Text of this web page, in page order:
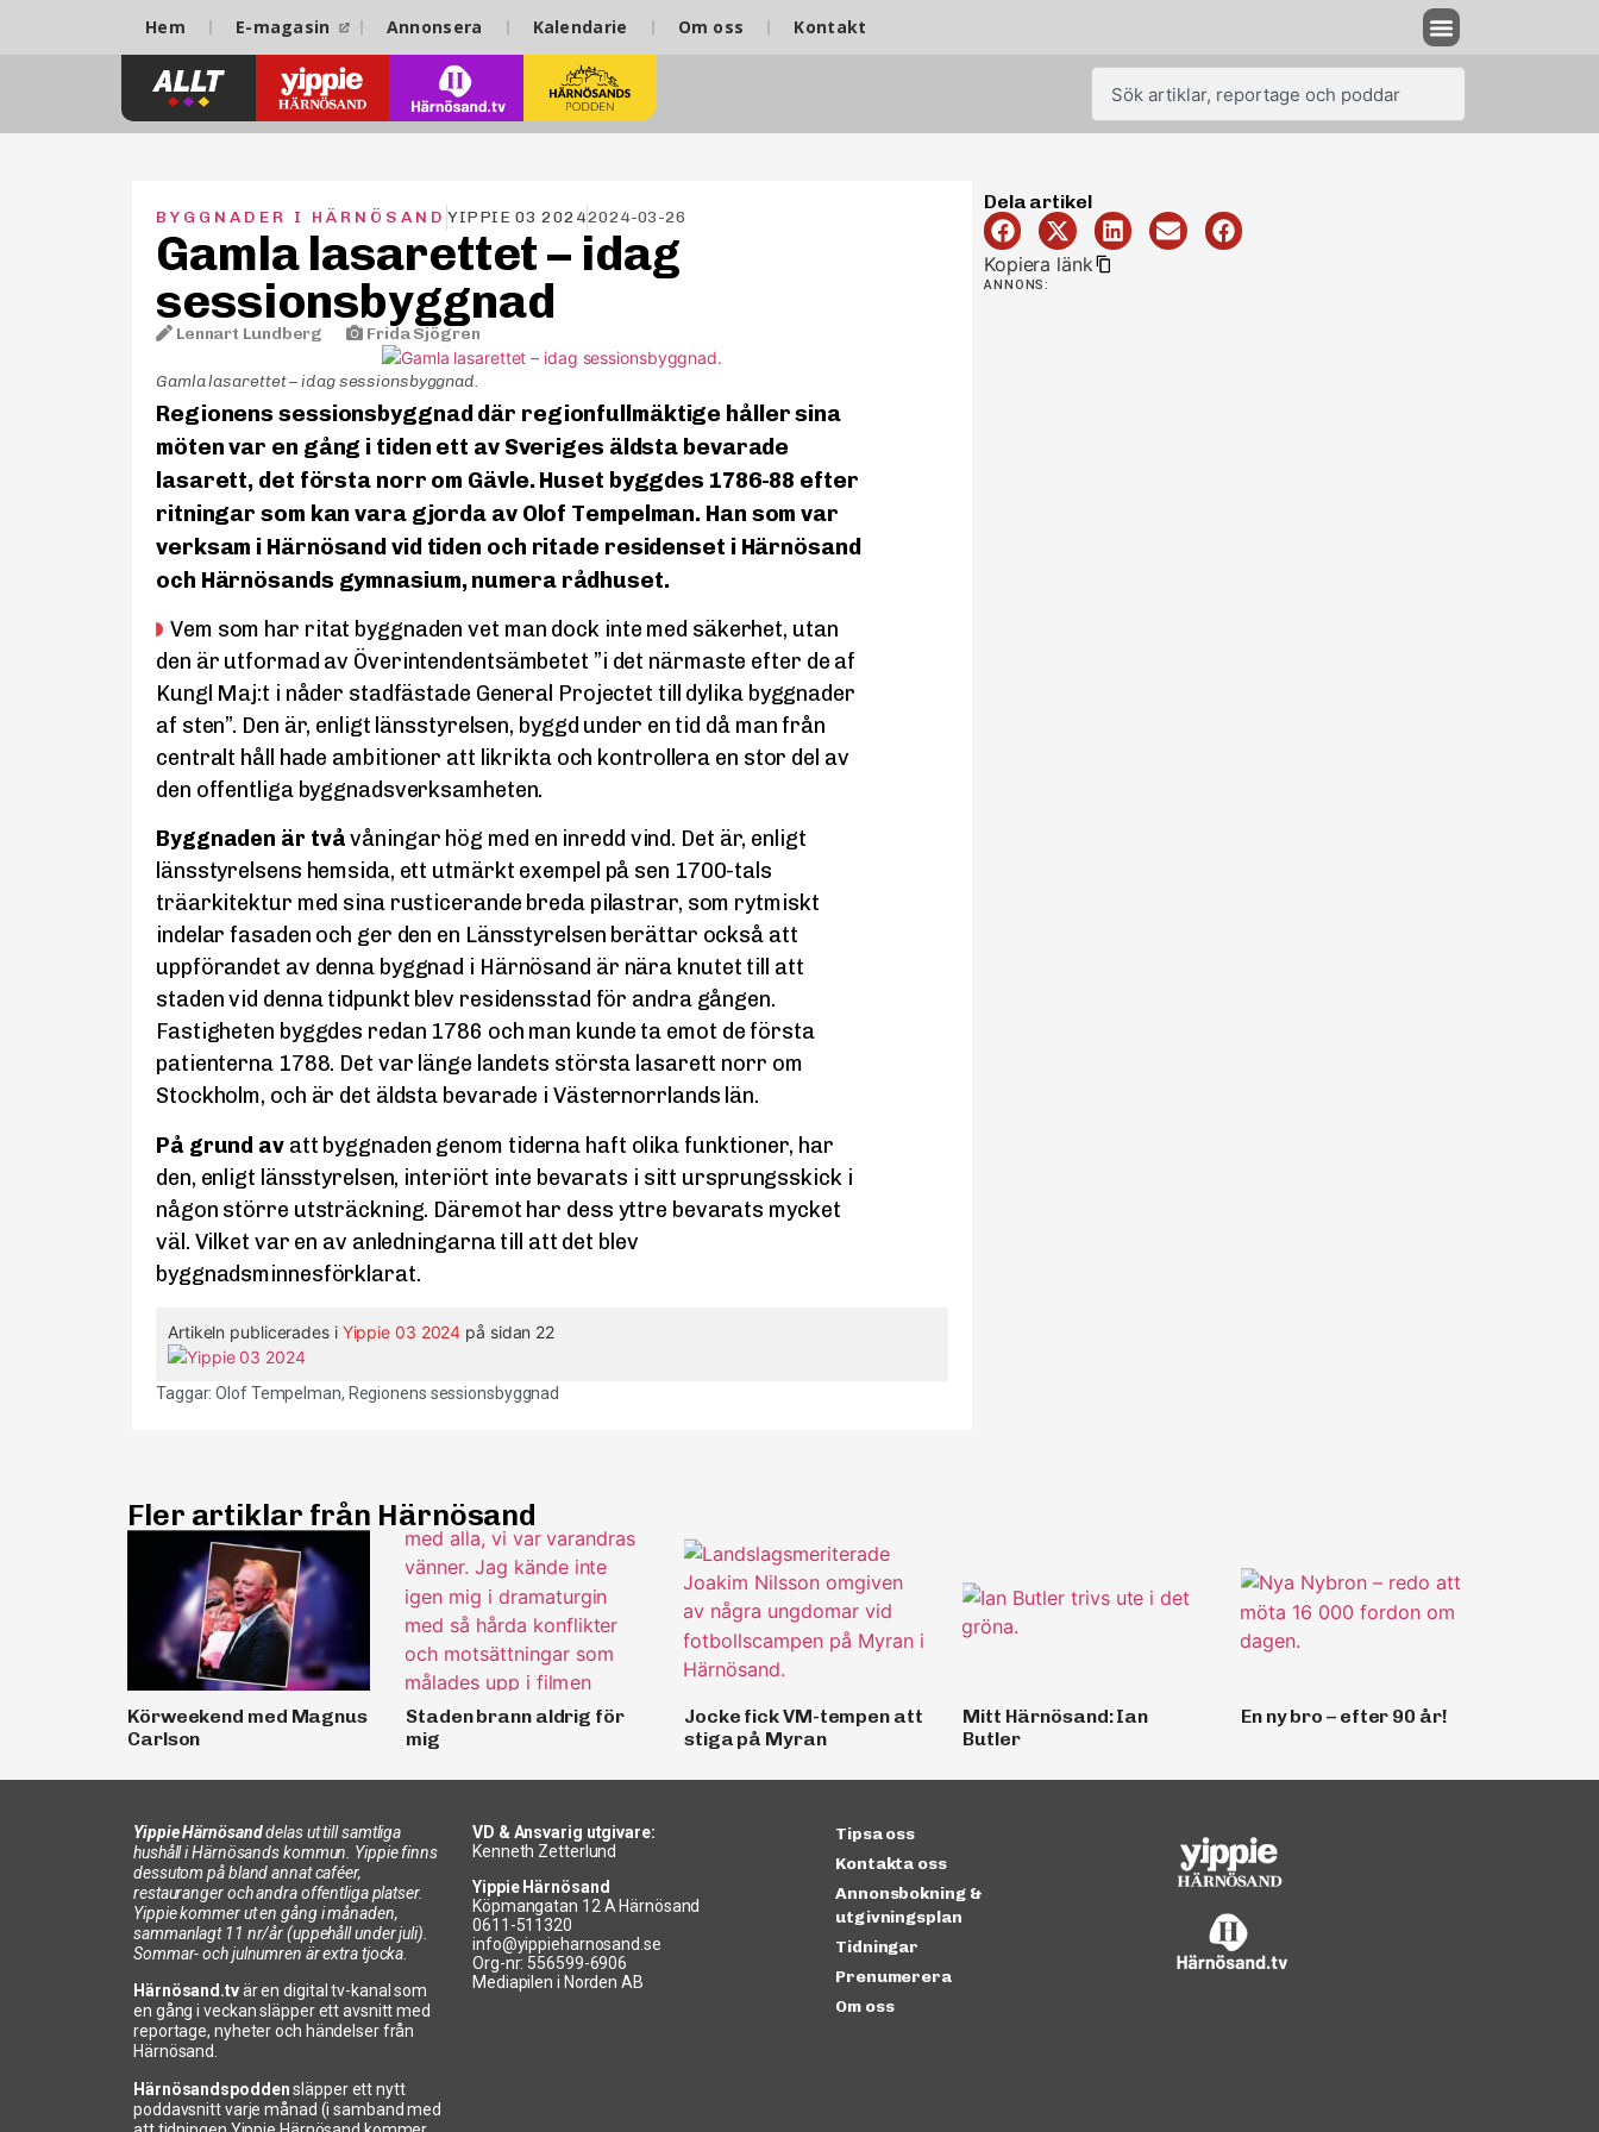
Hem E-magasin Annonsera Kalendarie Om oss Kontakt
BYGGNADER I HÄRNÖSAND YIPPIE 03 20242024-03-26
Gamla lasarettet – idag
sessionsbyggnad
Lennart Lundberg Frida Sjögren
Gamla lasarettet – idag sessionsbyggnad.
Regionens sessionsbyggnad där regionfullmäktige håller sina
möten var en gång i tiden ett av Sveriges äldsta bevarade
lasarett, det första norr om Gävle. Huset byggdes 1786-88 efter
ritningar som kan vara gjorda av Olof Tempelman. Han som var
verksam i Härnösand vid tiden och ritade residenset i Härnösand
och Härnösands gymnasium, numera rådhuset.
Vem som har ritat byggnaden vet man dock inte med säkerhet, utan
den är utformad av Överintendentsämbetet ”i det närmaste efter de af
Kungl Maj:t i nåder stadfästade General Projectet till dylika byggnader
af sten”. Den är, enligt länsstyrelsen, byggd under en tid då man från
centralt håll hade ambitioner att likrikta och kontrollera en stor del av
den offentliga byggnadsverksamheten.
Byggnaden är tvåvåningar hög med en inredd vind. Det är, enligt
länsstyrelsens hemsida, ett utmärkt exempel på sen 1700-tals
träarkitektur med sina rusticerande breda pilastrar, som rytmiskt
indelar fasaden och ger den en Länsstyrelsen berättar också att
uppförandet av denna byggnad i Härnösand är nära knutet till att
staden vid denna tidpunkt blev residensstad för andra gången.
Fastigheten byggdes redan 1786 och man kunde ta emot de första
patienterna 1788. Det var länge landets största lasarett norr om
Stockholm, och är det äldsta bevarade i Västernorrlands län.
På grund avatt byggnaden genom tiderna haft olika funktioner, har
den, enligt länsstyrelsen, interiört inte bevarats i sitt ursprungsskick i
någon större utsträckning. Däremot har dess yttre bevarats mycket
väl. Vilket var en av anledningarna till att det blev
byggnadsminnesförklarat.
Artikeln publicerades i Yippie 03 2024 på sidan 22
Taggar:Olof Tempelman, Regionens sessionsbyggnad
Dela artikel
Kopiera länk
ANNONS:
Fler artiklar från Härnösand
Körweekend med Magnus
Carlson
Staden brann aldrig för
mig
Jocke fick VM-tempen att
stiga på Myran
Mitt Härnösand: Ian
Butler
En ny bro – efter 90 år!
Yippie Härnösanddelas ut till samtliga
hushåll i Härnösands kommun. Yippie finns
dessutom på bland annat caféer,
restauranger och andra offentliga platser.
Yippie kommer ut en gång i månaden,
sammanlagt 11 nr/år (uppehåll under juli).
Sommar- och julnumren är extra tjocka.
Härnösand.tvär en digital tv-kanal som
en gång i veckan släpper ett avsnitt med
reportage, nyheter och händelser från
Härnösand.
Härnösandspoddensläpper ett nytt
poddavsnitt varje månad (i samband med
VD & Ansvarig utgivare:
Kenneth Zetterlund
Yippie Härnösand
Köpmangatan 12 A Härnösand
0611-511320
info@yippieharnosand.se
Org-nr: 556599-6906
Mediapilen i Norden AB
Tipsa oss
Kontakta oss
Annonsbokning &
utgivningsplan
Tidningar
Prenumerera
Om oss